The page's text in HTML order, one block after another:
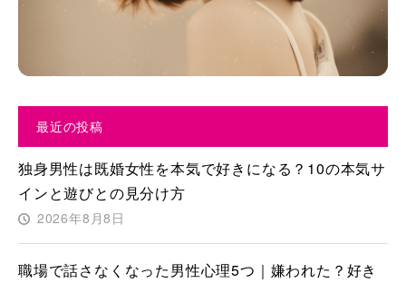
最近の投稿
独身男性は既婚女性を本気で好きになる？10の本気サ
インと遊びとの見分け方
2026年8月8日
職場で話さなくなった男性心理5つ｜嫌われた？好き